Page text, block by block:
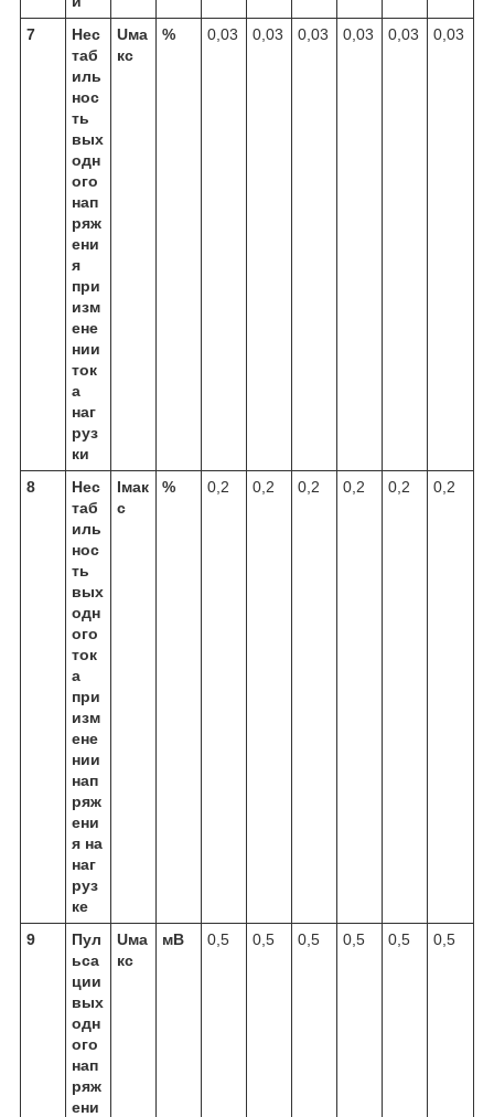
7
Нес
таб
иль
нос
ть
вых
одн
ого
нап
ряж
ени
я
при
изм
ене
нии
ток
а
наг
руз
ки
Uма
кс
% 0,03 0,03 0,03 0,03 0,03 0,03
8
Нес
таб
иль
нос
ть
вых
одн
ого
ток
а
при
изм
ене
нии
нап
ряж
ени
я на
наг
руз
ке
Iмак
с
% 0,2 0,2 0,2 0,2 0,2 0,2
9
Пул
ьса
ции
вых
одн
ого
нап
ряж
ени
Uма
кс
мВ 0,5 0,5 0,5 0,5 0,5 0,5